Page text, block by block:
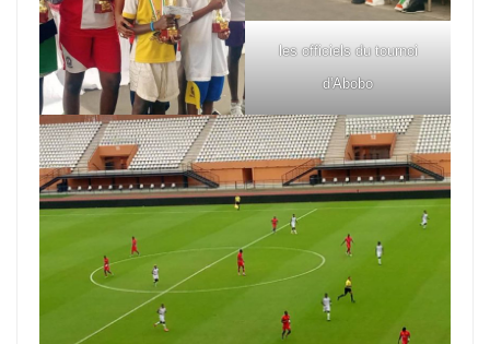
les officiels du tournoi
d'Abobo